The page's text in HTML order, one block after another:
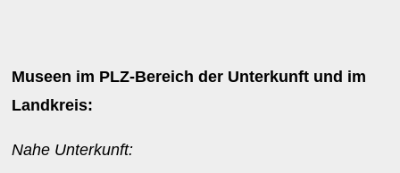
Museen im PLZ-Bereich der Unterkunft und im
Landkreis:
Nahe Unterkunft: